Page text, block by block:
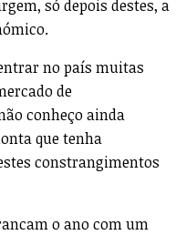
só depois destes, a
no país muitas
de
conheço ainda
que tenha
constrangimentos
o ano com um